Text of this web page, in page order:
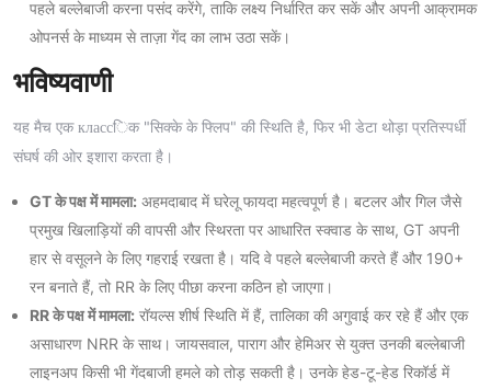
पहले बल्लेबाजी करना पसंद करेंगे, ताकि लक्ष्य निर्धारित कर सकें और अपनी आक्रामक
ओपनर्स के माध्यम से ताज़ा गेंद का लाभ उठा सकें।
भविष्यवाणी
यह मैच एक классिक "सिक्के के फ्लिप" की स्थिति है, फिर भी डेटा थोड़ा प्रतिस्पर्धी
संघर्ष की ओर इशारा करता है।
GT के पक्ष में मामला: अहमदाबाद में घरेलू फायदा महत्वपूर्ण है। बटलर और गिल जैसे
प्रमुख खिलाड़ियों की वापसी और स्थिरता पर आधारित स्क्वाड के साथ, GT अपनी
हार से वसूलने के लिए गहराई रखता है। यदि वे पहले बल्लेबाजी करते हैं और 190+
रन बनाते हैं, तो RR के लिए पीछा करना कठिन हो जाएगा।
RR के पक्ष में मामला: रॉयल्स शीर्ष स्थिति में हैं, तालिका की अगुवाई कर रहे हैं और एक
असाधारण NRR के साथ। जायसवाल, पाराग और हेमिअर से युक्त उनकी बल्लेबाजी
लाइनअप किसी भी गेंदबाजी हमले को तोड़ सकती है। उनके हेड-टू-हेड रिकॉर्ड में